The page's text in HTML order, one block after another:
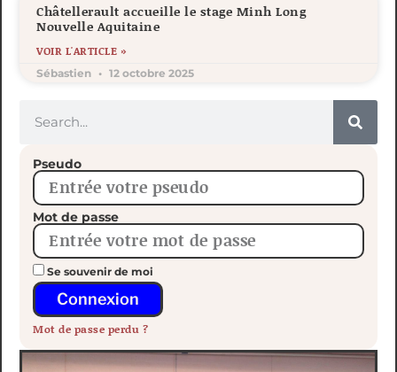
Châtellerault accueille le stage Minh Long
Nouvelle Aquitaine
VOIR L'ARTICLE »
Sébastien 12 octobre 2025
Pseudo
Mot de passe
Se souvenir de moi
Connexion
Mot de passe perdu ?